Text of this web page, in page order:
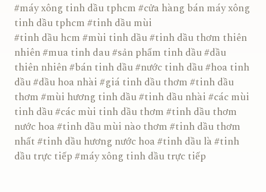
#máy xông tinh dầu tphcm #cửa hàng bán máy xông
tinh dầu tphcm #tinh dầu mùi
#tinh dầu hcm #mùi tinh dầu #tinh dầu thơm thiên
nhiên #mua tinh dau #sản phẩm tinh dầu #dầu
thiên nhiên #bán tinh dầu #nước tinh dầu #hoa tinh
dầu #dầu hoa nhài #giá tinh dầu thơm #tinh dầu
thơm #mùi hương tinh dầu #tinh dầu nhài #các mùi
tinh dầu #các mùi tinh dầu thơm #tinh dầu thơm
nước hoa #tinh dầu mùi nào thơm #tinh dầu thơm
nhất #tinh dầu hương nước hoa #tinh dầu là #tinh
dầu trực tiếp #máy xông tinh dầu trực tiếp